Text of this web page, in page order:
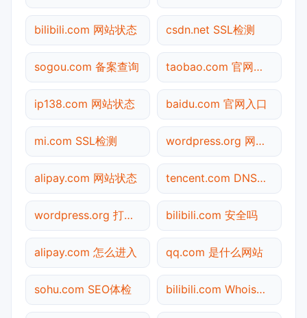
bilibili.com 网站状态 csdn.net SSL检测
sogou.com 备案查询 taobao.com 官网入口
ip138.com 网站状态 baidu.com 官网入口
mi.com SSL检测 wordpress.org 网站状态
alipay.com 网站状态 tencent.com DNS解析
wordpress.org 打不开检测 bilibili.com 安全吗
alipay.com 怎么进入 qq.com 是什么网站
sohu.com SEO体检 bilibili.com Whois查询